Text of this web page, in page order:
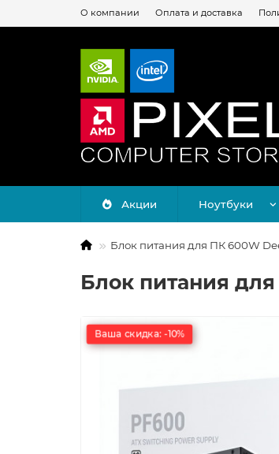
О компании Оплата и доставка
Акции Ноутбуки
Блок питания для ПК 600W
Блок питания
Ваша скидка: -10%